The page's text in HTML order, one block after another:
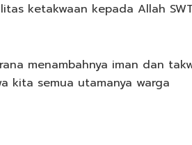
ketakwaan kepada Allah
menambahnya iman dan
kita semua utamanya warga